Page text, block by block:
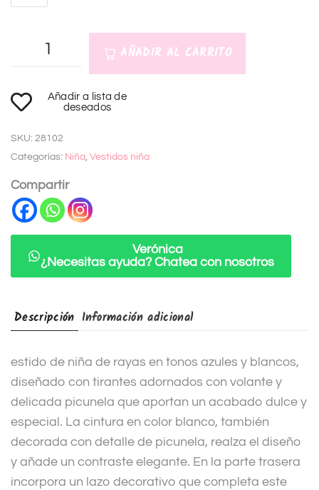
AÑADIR AL CARRITO
l
e
r
n
a
Añadir a lista de
deseados
SKU: 28102
Categorías: Niña, Vestidos niña
Compartir
Verónica
¿Necesitas ayuda? Chatea con nosotros
Descripción Información adicional
estido de niña de rayas en tonos azules y blancos,
diseñado con tirantes adornados con volante y
delicada picunela que aportan un acabado dulce y
especial. La cintura en color blanco, también
decorada con detalle de picunela, realza el diseño
y añade un contraste elegante. En la parte trasera
incorpora un lazo decorativo que completa este